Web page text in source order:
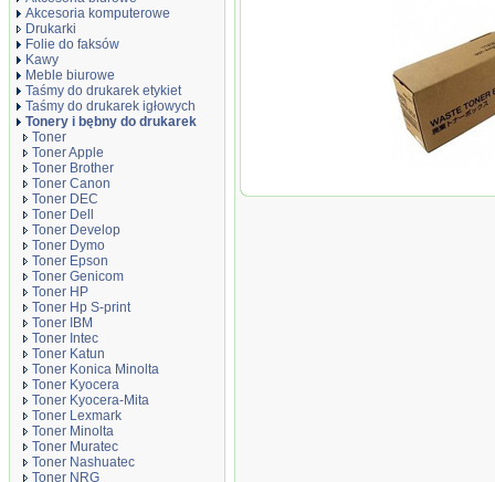
Akcesoria komputerowe
Drukarki
Folie do faksów
Kawy
Meble biurowe
Taśmy do drukarek etykiet
Taśmy do drukarek igłowych
Tonery i bębny do drukarek
Toner
Toner Apple
Toner Brother
Toner Canon
Toner DEC
Toner Dell
Toner Develop
Toner Dymo
Toner Epson
Toner Genicom
Toner HP
Toner Hp S-print
Toner IBM
Toner Intec
Toner Katun
Toner Konica Minolta
Toner Kyocera
Toner Kyocera-Mita
Toner Lexmark
Toner Minolta
Toner Muratec
Toner Nashuatec
Toner NRG
toner Olivetti